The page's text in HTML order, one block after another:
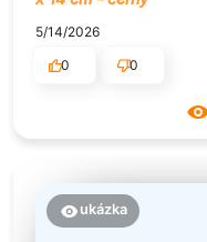
5/14/2026
0
0
ukázka